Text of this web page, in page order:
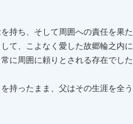
持ち、そして周囲への責任を果
て、こよなく愛した故郷輪之内
に周囲に頼りとされる存在でした
持ったまま、父はその生涯を全